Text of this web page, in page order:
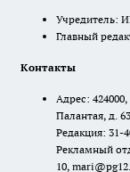
Учредитель:
Главный
Контакты
Адрес:
Палантая, д.
Редакция: 31-
Рекламный
10,